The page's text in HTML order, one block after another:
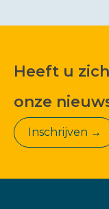
Heeft u
onze
Inschrijven →